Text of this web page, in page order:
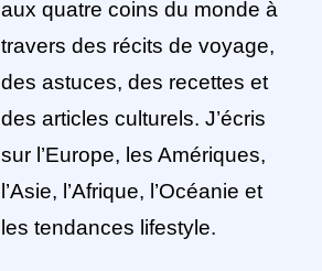
aux quatre coins du monde à
travers des récits de voyage,
des astuces, des recettes et
des articles culturels. J’écris
sur l’Europe, les Amériques,
l’Asie, l’Afrique, l’Océanie et
les tendances lifestyle.